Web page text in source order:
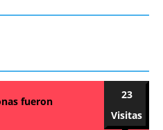
fueron
23
Visitas